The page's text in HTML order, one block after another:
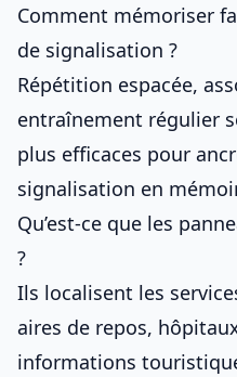
Comment mémoriser
de signalisation ?
Répétition espacée,
entraînement régulier
plus efficaces pour
signalisation en
Qu’est-ce que les
?
Ils localisent les
aires de repos,
informations